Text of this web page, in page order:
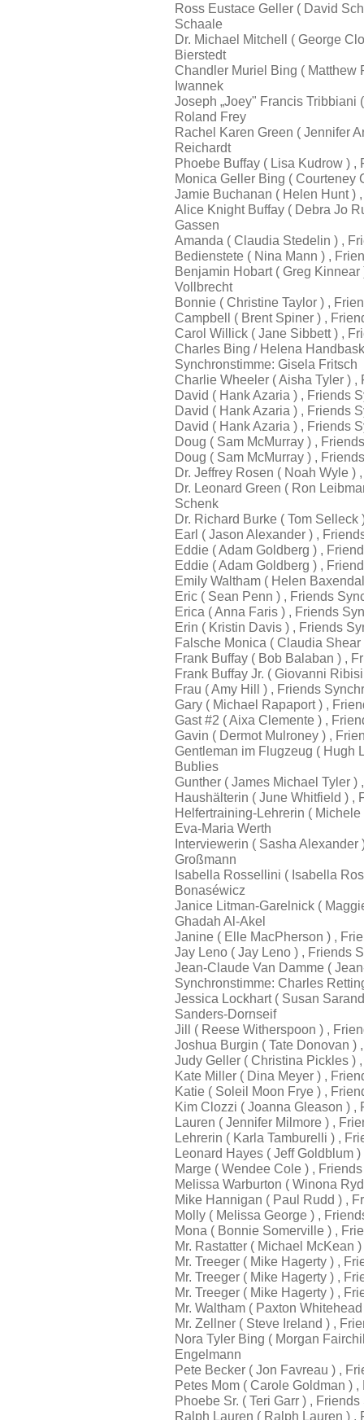
Ross Eustace Geller ( David
Schaale
Dr. Michael Mitchell ( George
Bierstedt
Chandler Muriel Bing ( Matthew
Iwannek
Joseph „Joey" Francis Tribbiani
Roland Frey
Rachel Karen Green ( Jennifer
Reichardt
Phoebe Buffay ( Lisa Kudrow )
Monica Geller Bing ( Courteney
Jamie Buchanan ( Helen Hunt )
Alice Knight Buffay ( Debra Jo
Gassen
Amanda ( Claudia Stedelin ) ,
Bedienstete ( Nina Mann ) ,
Benjamin Hobart ( Greg
Vollbrecht
Bonnie ( Christine Taylor ) ,
Campbell ( Brent Spiner ) ,
Carol Willick ( Jane Sibbett ) ,
Charles Bing / Helena
Synchronstimme: Gisela Fritsch
Charlie Wheeler ( Aisha Tyler )
David ( Hank Azaria ) , Friends
David ( Hank Azaria ) , Friends
David ( Hank Azaria ) , Friends
Doug ( Sam McMurray ) ,
Doug ( Sam McMurray ) ,
Dr. Jeffrey Rosen ( Noah Wyle
Dr. Leonard Green ( Ron
Schenk
Dr. Richard Burke ( Tom
Earl ( Jason Alexander ) ,
Eddie ( Adam Goldberg ) ,
Eddie ( Adam Goldberg ) ,
Emily Waltham ( Helen
Eric ( Sean Penn ) , Friends
Erica ( Anna Faris ) , Friends
Erin ( Kristin Davis ) , Friends
Falsche Monica ( Claudia
Frank Buffay ( Bob Balaban ) ,
Frank Buffay Jr. ( Giovanni
Frau ( Amy Hill ) , Friends
Gary ( Michael Rapaport ) ,
Gast #2 ( Aixa Clemente ) ,
Gavin ( Dermot Mulroney ) ,
Gentleman im Flugzeug ( Hugh
Bublies
Gunther ( James Michael Tyler
Haushälterin ( June Whitfield ) ,
Helfertraining-Lehrerin (
Eva-Maria Werth
Interviewerin ( Sasha
Großmann
Isabella Rossellini ( Isabella
Bonaséwicz
Janice Litman-Garelnick (
Ghadah Al-Akel
Janine ( Elle MacPherson ) ,
Jay Leno ( Jay Leno ) , Friends
Jean-Claude Van Damme (
Synchronstimme: Charles
Jessica Lockhart ( Susan
Sanders-Dornseif
Jill ( Reese Witherspoon ) ,
Joshua Burgin ( Tate Donovan
Judy Geller ( Christina Pickles )
Kate Miller ( Dina Meyer ) ,
Katie ( Soleil Moon Frye ) ,
Kim Clozzi ( Joanna Gleason ) ,
Lauren ( Jennifer Milmore ) ,
Lehrerin ( Karla Tamburelli ) ,
Leonard Hayes ( Jeff Goldblum
Marge ( Wendee Cole ) ,
Melissa Warburton ( Winona
Mike Hannigan ( Paul Rudd ) ,
Molly ( Melissa George ) ,
Mona ( Bonnie Somerville ) ,
Mr. Rastatter ( Michael McKean
Mr. Treeger ( Mike Hagerty ) ,
Mr. Treeger ( Mike Hagerty ) ,
Mr. Treeger ( Mike Hagerty ) ,
Mr. Waltham ( Paxton
Mr. Zellner ( Steve Ireland ) ,
Nora Tyler Bing ( Morgan
Engelmann
Pete Becker ( Jon Favreau ) ,
Petes Mom ( Carole Goldman )
Phoebe Sr. ( Teri Garr ) ,
Ralph Lauren ( Ralph Lauren ) ,